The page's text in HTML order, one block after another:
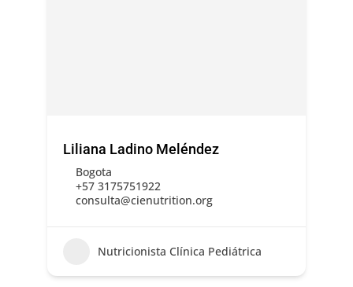
Liliana Ladino Meléndez
Bogota
+57 3175751922
consulta@cienutrition.org
Nutricionista Clínica Pediátrica